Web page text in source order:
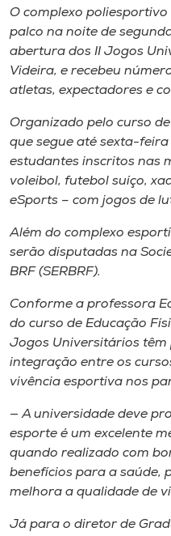
Museu
Unoesc
Store
Selecione
o idioma
A+
A-
O complexo
palco na noite de
abertura dos II Jogos
Videira, e recebeu
atletas, expectadores e
Organizado pelo curso
que segue até sexta-
estudantes inscritos nas
voleibol, futebol suíço,
eSports – com jogos de
Além do complexo
serão disputadas na
BRF (SERBRF).
Conforme a professora
do curso de Educação
Jogos Universitários
integração entre os
vivência esportiva nos
— A universidade deve
esporte é um excelente
quando realizado com
benefícios para a saúde,
melhora a qualidade de
Já para o diretor de